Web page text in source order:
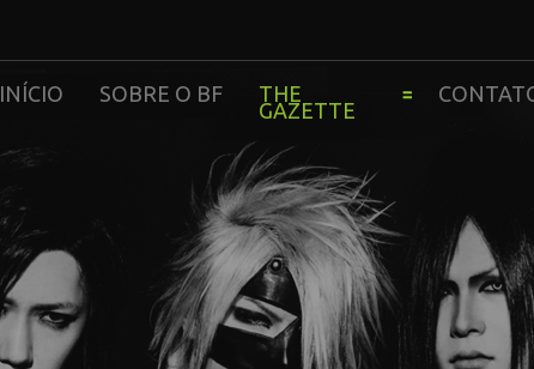
INÍCIO SOBRE O BF THE
GAZETTE